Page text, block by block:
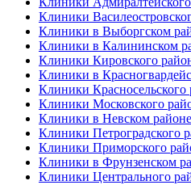
Клиники
Клиники в Выборгском
Клиники в Калининском
Клиники Кировского
Клиники в
Клиники Красносельского
Клиники Московского
Клиники в Невском районе
Клиники Петроградского
Клиники Приморского
Клиники в Фрунзенском
Клиники Центрального